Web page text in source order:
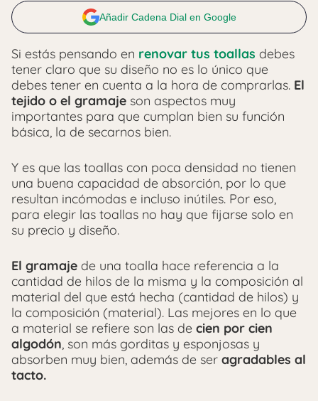
Añadir Cadena Dial en Google
Si estás pensando en renovar tus toallas debes
tener claro que su diseño no es lo único que
debes tener en cuenta a la hora de comprarlas. El
tejido o el gramaje son aspectos muy
importantes para que cumplan bien su función
básica, la de secarnos bien.
Y es que las toallas con poca densidad no tienen
una buena capacidad de absorción, por lo que
resultan incómodas e incluso inútiles. Por eso,
para elegir las toallas no hay que fijarse solo en
su precio y diseño.
El gramaje de una toalla hace referencia a la
cantidad de hilos de la misma y la composición al
material del que está hecha (cantidad de hilos) y
la composición (material). Las mejores en lo que
a material se refiere son las de cien por cien
algodón , son más gorditas y esponjosas y
absorben muy bien, además de ser agradables al
tacto.